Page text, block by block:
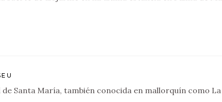
Santa María, también conocida en mallorquín como La